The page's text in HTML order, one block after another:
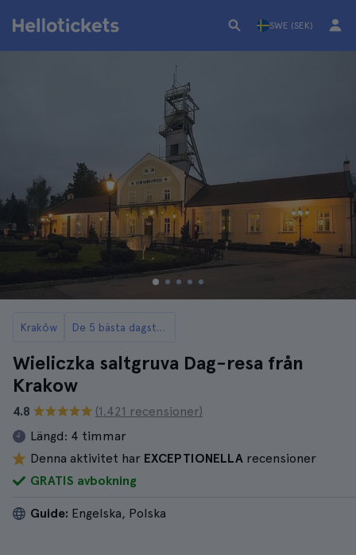
SWE (SEK)
Kraków De 5 bästa dagsturerna till Wieliczkas saltgruva från Kraków
Wieliczka saltgruva Dag-resa från
Krakow
4.8
(1.421 recensioner)
Längd: 4 timmar
Denna aktivitet har EXCEPTIONELLA recensioner
GRATIS avbokning
Guide: Engelska, Polska